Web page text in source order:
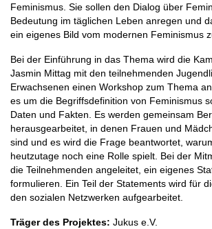
Feminismus. Sie sollen den Dialog über
Bedeutung im täglichen Leben anregen und
ein eigenes Bild vom modernen Feminismus
Bei der Einführung in das Thema wird die
Jasmin Mittag mit den teilnehmenden
Erwachsenen einen Workshop zum Thema
es um die Begriffsdefinition von Feminismus
Daten und Fakten. Es werden gemeinsam
herausgearbeitet, in denen Frauen und
sind und es wird die Frage beantwortet,
heutzutage noch eine Rolle spielt. Bei der
die Teilnehmenden angeleitet, ein eigenes
formulieren. Ein Teil der Statements wird für
den sozialen Netzwerken aufgearbeitet.
Träger des Projektes: Jukus e.V.